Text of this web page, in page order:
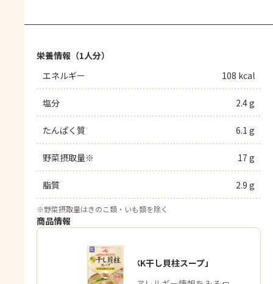
栄養情報（1人分）
エネルギー
108 kcal
塩分 2.4 g
たんぱく質 6.1 g
野菜摂取量※ 17 g
脂質 2.9 g
※野菜摂取量はきのこ類・いも類を除く
商品情報
「味の素KK干し貝柱スープ」